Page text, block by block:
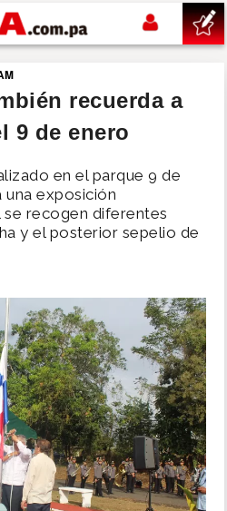
recuerda a
9 de enero
en el parque 9 de
una exposición
recogen diferentes
y el posterior sepelio de